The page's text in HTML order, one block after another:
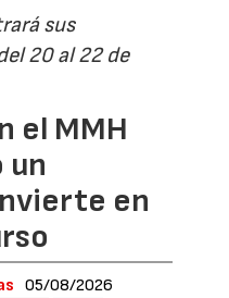
sus
20 al 22 de
el MMH
un
en
05/08/2026